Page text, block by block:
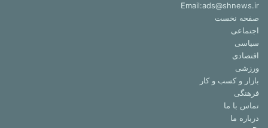
Email:ads@shnews.ir
صفحه نخست
اجتماعی
سیاسی
اقتصادی
ورزشی
بازار و کسب و کار
فرهنگی
تماس با ما
درباره ما